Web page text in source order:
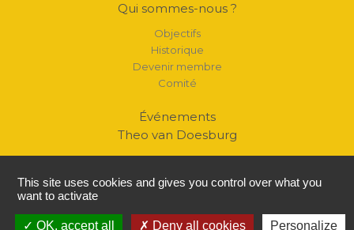
Qui sommes-nous ?
Objectifs
Historique
Devenir membre
Comité
Événements
Theo van Doesburg
Biographie
Le mouvement
L'Aubette
Publications
This site uses cookies and gives you control over what you
want to activate
OK, accept all Deny all cookies Personalize